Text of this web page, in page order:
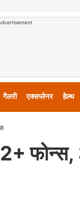
गैलरी एक्सप्लेनर हेल्थ